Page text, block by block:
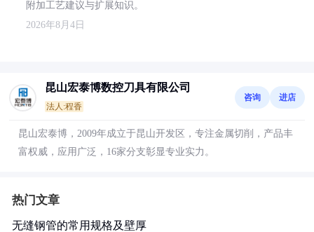
附加工艺建议与扩展知识。
2026年8月4日
昆山宏泰博数控刀具有限公司
法人:程香
咨询 进店
昆山宏泰博，2009年成立于昆山开发区，专注金属切削，产品丰
富权威，应用广泛，16家分支彰显专业实力。
热门文章
无缝钢管的常用规格及壁厚